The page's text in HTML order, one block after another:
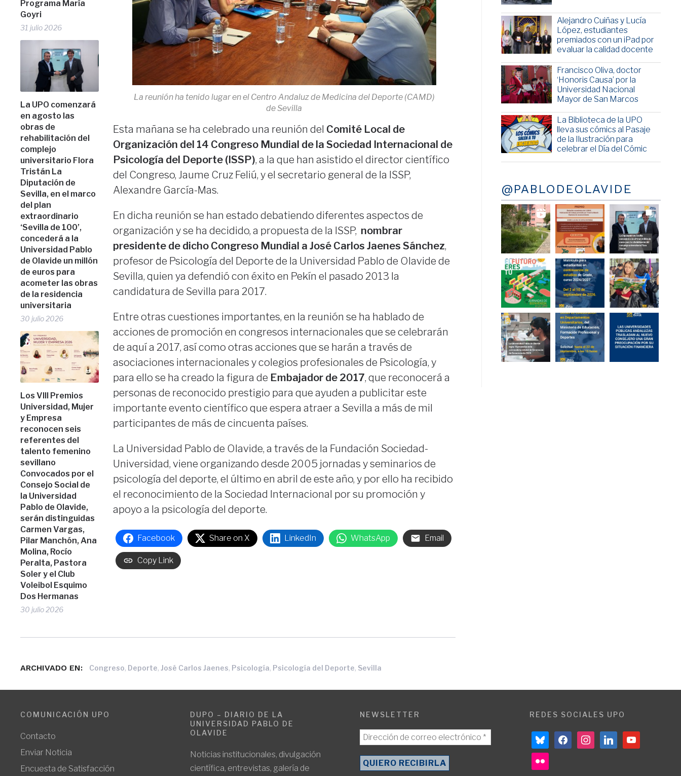
Programa María
Goyri
31 julio 2026
La UPO comenzará
en agosto las
obras de
rehabilitación del
complejo
universitario Flora
Tristán La
Diputación de
Sevilla, en el marco
del plan
extraordinario
‘Sevilla de 100’,
concederá a la
Universidad Pablo
de Olavide un millón
de euros para
acometer las obras
de la residencia
universitaria
30 julio 2026
Los VIII Premios
Universidad, Mujer
y Empresa
reconocen seis
referentes del
talento femenino
sevillano
Convocados por el
Consejo Social de
la Universidad
Pablo de Olavide,
serán distinguidas
Carmen Vargas,
Pilar Manchón, Ana
Molina, Rocío
Peralta, Pastora
Soler y el Club
Voleibol Esquimo
Dos Hermanas
30 julio 2026
La reunión ha tenido lugar en el Centro Andaluz de Medicina del Deporte (CAMD)
de Sevilla
Esta mañana se ha celebrado una reunión del Comité Local de
Organización del 14 Congreso Mundial de la Sociedad Internacional de
Psicología del Deporte (ISSP), a la que han asistido el director científico
del Congreso, Jaume Cruz Feliú, y el secretario general de la ISSP,
Alexandre García-Mas.
En dicha reunión se han estado debatiendo diferentes aspectos de
organización y se ha decidido, a propuesta de la ISSP, nombrar
presidente de dicho Congreso Mundial a José Carlos Jaenes Sánchez,
profesor de Psicología del Deporte de la Universidad Pablo de Olavide de
Sevilla, quien ya defendió con éxito en Pekín el pasado 2013 la
candidatura de Sevilla para 2017.
Entre otras cuestiones importantes, en la reunión se ha hablado de
acciones de promoción en congresos internacionales que se celebrarán
de aquí a 2017, así como otras acciones que se harán a través de
asociaciones internacionales y colegios profesionales de Psicología, y
para ello se ha creado la figura de Embajador de 2017, que reconocerá a
personas de reconocido prestigio para que ayuden a publicitar este
importante evento científico que espera atraer a Sevilla a más de mil
participantes de más de cincuenta países.
La Universidad Pablo de Olavide, a través de la Fundación Sociedad-
Universidad, viene organizando desde 2005 jornadas y seminarios de
psicología del deporte, el último en abril de este año, y por ello ha recibido
el reconocimiento de la Sociedad Internacional por su promoción y
apoyo a la psicología del deporte.
Facebook Share on X LinkedIn WhatsApp Email
Copy Link
ARCHIVADO EN: Congreso, Deporte,José Carlos Jaenes, Psicología, Psicología del Deporte, Sevilla
Alejandro Cuiñas y Lucía
López, estudiantes
premiados con un iPad por
evaluar la calidad docente
Francisco Oliva, doctor
‘Honoris Causa’ por la
Universidad Nacional
Mayor de San Marcos
La Biblioteca de la UPO
lleva sus cómics al Pasaje
de la Ilustración para
celebrar el Día del Cómic
@PABLODEOLAVIDE
COMUNICACIÓN UPO
Contacto
Enviar Noticia
Encuesta de Satisfacción
DUPO – DIARIO DE LA
UNIVERSIDAD PABLO DE
OLAVIDE
Noticias institucionales, divulgación
científica, entrevistas, galería de
NEWSLETTER REDES SOCIALES UPO
blueskyfacebookinstagramlinkedin youtube
flickr